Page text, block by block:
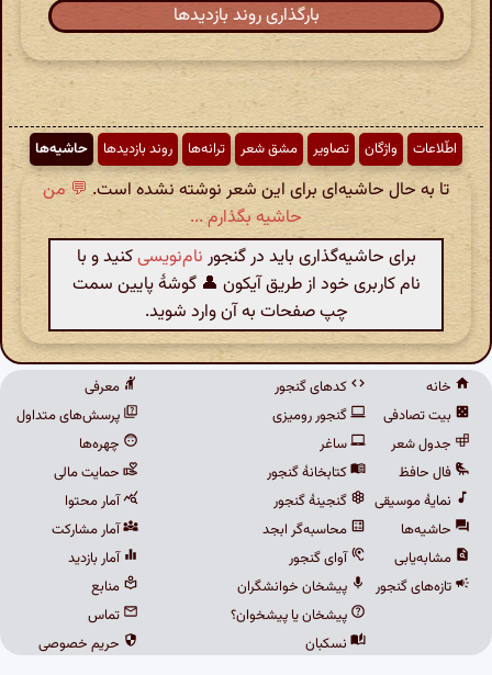
بارگذاری روند بازدیدها
اطّلاعات واژگان تصاویر مشق شعر ترانه‌ها روند بازدیدها حاشیه‌ها
تا به حال حاشیه‌ای برای این شعر نوشته نشده است.💬 من
حاشیه بگذارم ...
برای حاشیه‌گذاری باید در گنجور نام‌نویسیکنید و با
نام کاربری خود از طریق آیکون 👤 گوشهٔ پایین سمت
چپ صفحات به آن وارد شوید.
خانه
بیت تصادفی
جدول شعر
فال حافظ
نمایهٔ موسیقی
حاشیه‌ها
مشابه‌یابی
تازه‌های گنجور
کدهای گنجور
گنجور رومیزی
ساغر
کتابخانهٔ گنجور
گنجینهٔ گنجور
محاسبه‌گر ابجد
آوای گنجور
پیشخان خوانشگران
پیشخان یا پیشخوان؟
نسکبان
معرفی
پرسش‌های متداول
چهره‌ها
حمایت مالی
آمار محتوا
آمار مشارکت
آمار بازدید
منابع
تماس
حریم خصوصی